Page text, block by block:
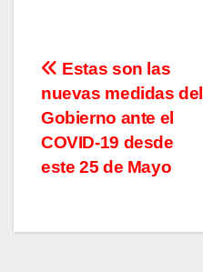
Navegación
de
entradas
Estas son las
nuevas medidas del
Gobierno ante el
COVID-19 desde
este 25 de Mayo